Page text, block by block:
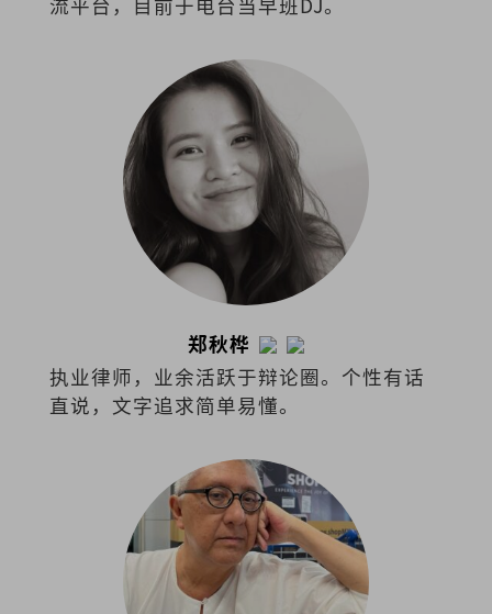
郑秋桦
执业律师，业余活跃于辩论圈。个性有话
直说，文字追求简单易懂。